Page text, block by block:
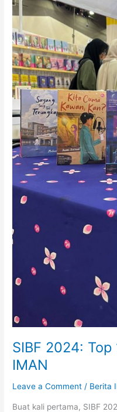
SIBF 2024:
IMAN
Leave a Comment / Berita
Buat kali pertama, SIBF